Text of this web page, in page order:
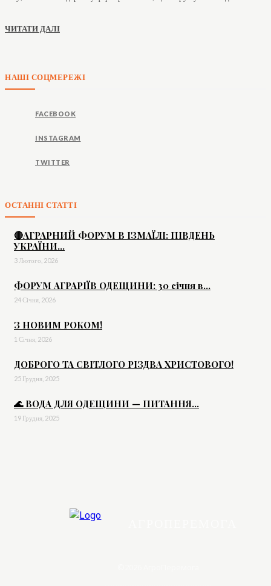
ЧИТАТИ ДАЛІ
НАШІ СОЦМЕРЕЖІ
FACEBOOK
INSTAGRAM
TWITTER
ОСТАННІ СТАТТІ
🔴АГРАРНИЙ ФОРУМ В ІЗМАЇЛІ: ПІВДЕНЬ
УКРАЇНИ...
3 Лютого, 2026
ФОРУМ АГРАРІЇВ ОДЕЩИНИ: 30 січня в...
24 Січня, 2026
З НОВИМ РОКОМ!
1 Січня, 2026
ДОБРОГО ТА СВІТЛОГО РІЗДВА ХРИСТОВОГО!
25 Грудня, 2025
🌊 ВОДА ДЛЯ ОДЕЩИНИ — ПИТАННЯ...
19 Грудня, 2025